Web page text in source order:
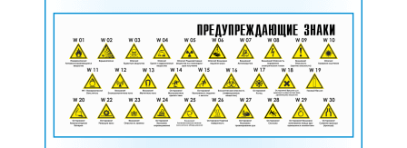
Партнерам
Поставщикам
Контакты
ПТ:
Выдача продукции: